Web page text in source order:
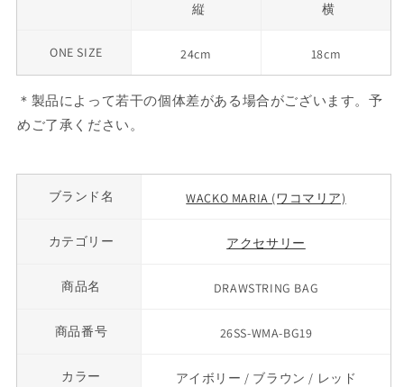
縦 横
ONE SIZE 24cm 18cm
＊製品によって若干の個体差がある場合がございます。予
めご了承ください。
ブランド名 WACKO MARIA (ワコマリア)
カテゴリー アクセサリー
商品名 DRAWSTRING BAG
商品番号 26SS-WMA-BG19
カラー アイボリー / ブラウン / レッド